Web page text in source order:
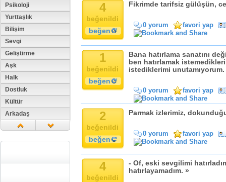
Psikoloji
Yurttaşlık
Bilişim
Sevgi
Geliştirme
Aşk
Halk
Dostluk
Kültür
Arkadaş
Din
4
beğenildi
beğen
Fikrimde tarifsiz gülüşün,
0 yorum favori yap
1
beğenildi
beğen
Bana hatırlama sanatını
ben hatırlamak
istediklerimi unutamıyorum.
0 yorum favori yap
2
beğenildi
beğen
Parmak izlerimiz,
0 yorum favori yap
4
beğenildi
- Of, eski sevgilimi
hatırlayamadım. »